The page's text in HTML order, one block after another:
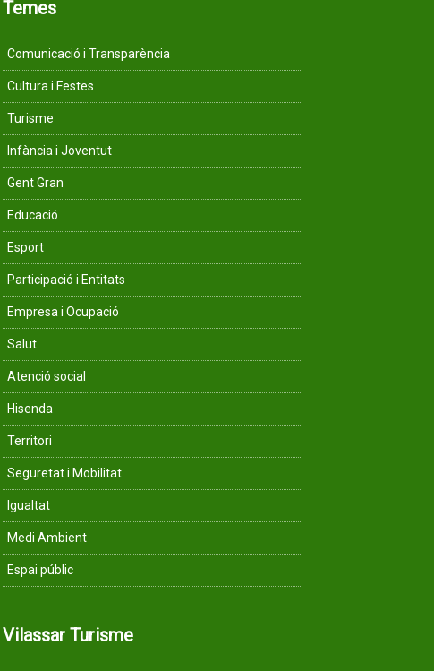
Temes
Comunicació i Transparència
Cultura i Festes
Turisme
Infància i Joventut
Gent Gran
Educació
Esport
Participació i Entitats
Empresa i Ocupació
Salut
Atenció social
Hisenda
Territori
Seguretat i Mobilitat
Igualtat
Medi Ambient
Espai públic
Vilassar Turisme